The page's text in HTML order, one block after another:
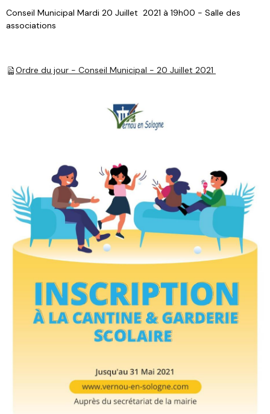
Conseil Municipal Mardi 20 Juillet 2021 à 19h00 - Salle des
associations
Ordre du jour - Conseil Municipal - 20 Juillet 2021